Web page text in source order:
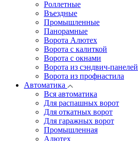
Роллетные
Въездные
Промышленные
Панорамные
Ворота Алютех
Ворота с калиткой
Ворота c окнами
Ворота из сэндвич-панелей
Ворота из профнастила
Автоматика
Вся автоматика
Для распашных ворот
Для откатных ворот
Для гаражных ворот
Промышленная
Алютех